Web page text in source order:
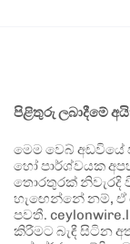
පිළිතුරු ලබාදීමේ
මෙම වෙබ්
හෝ පාර්ශ්වයක
තොරතුරක් නිවැරදි
හැඟෙන්නේ නම්, ඒ
පවතී.
කිරීමට බැඳී සිටින